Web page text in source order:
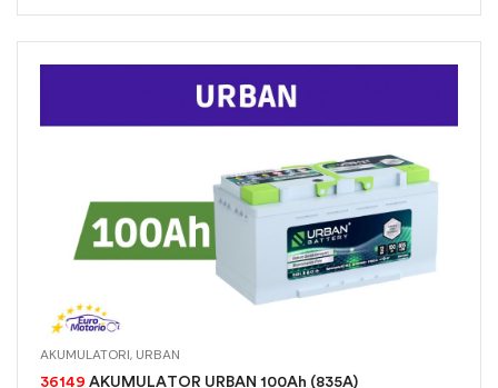
AKUMULATORI, URBAN
36149 AKUMULATOR URBAN 100Ah (835A)